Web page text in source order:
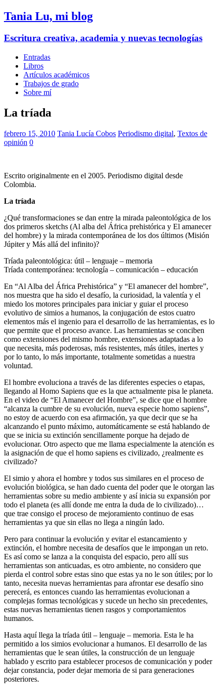
Tania Lu, mi blog
Escritura creativa, academia y nuevas tecnologías
Entradas
Libros
Artículos académicos
Trabajos de grado
Sobre mí
La tríada
febrero 15, 2010 Tania Lucía Cobos Periodismo digital, Textos de
opinión 0
Escrito originalmente en el 2005. Periodismo digital desde
Colombia.
La tríada
¿Qué transformaciones se dan entre la mirada paleontológica de los
dos primeros sketchs (Al alba del África prehistórica y El amanecer
del hombre) y la mirada contemporánea de los dos últimos (Misión
Júpiter y Más allá del infinito)?
Tríada paleontológica: útil – lenguaje – memoria
Tríada contemporánea: tecnología – comunicación – educación
En “Al Alba del África Prehistórica” y “El amanecer del hombre”,
nos muestra que ha sido el desafío, la curiosidad, la valentía y el
miedo los motores principales para iniciar y guiar el proceso
evolutivo de simios a humanos, la conjugación de estos cuatro
elementos más el ingenio para el desarrollo de las herramientas, es lo
que permite que el proceso avance. Las herramientas se conciben
como extensiones del mismo hombre, extensiones adaptadas a lo
que necesita, más poderosas, más resistentes, más útiles, inertes y
por lo tanto, lo más importante, totalmente sometidas a nuestra
voluntad.
El hombre evoluciona a través de las diferentes especies o etapas,
llegando al Homo Sapiens que es la que actualmente pisa le planeta.
En el video de “El Amanecer del Hombre”, se dice que el hombre
“alcanza la cumbre de su evolución, nueva especie homo sapiens”,
no estoy de acuerdo con esa afirmación, ya que decir que se ha
alcanzando el punto máximo, automáticamente se está hablando de
que se inicia su extinción sencillamente porque ha dejado de
evolucionar. Otro aspecto que me llama especialmente la atención es
la asignación de que el homo sapiens es civilizado, ¿realmente es
civilizado?
El simio y ahora el hombre y todos sus similares en el proceso de
evolución biológica, se han dado cuenta del poder que le otorgan las
herramientas sobre su medio ambiente y así inicia su expansión por
todo el planeta (es allí donde me entra la duda de lo civilizado)…
que trae consigo el proceso de mejoramiento continuo de esas
herramientas ya que sin ellas no llega a ningún lado.
Pero para continuar la evolución y evitar el estancamiento y
extinción, el hombre necesita de desafíos que le impongan un reto.
Es así como se lanza a la conquista del espacio, pero allí sus
herramientas son anticuadas, es otro ambiente, no considero que
pierda el control sobre estas sino que estas ya no le son útiles; por lo
tanto, necesita nuevas herramientas para afrontar ese desafío sino
perecerá, es entonces cuando las herramientas evolucionan a
complejas formas tecnológicas y sucede un hecho sin precedentes,
estas nuevas herramientas tienen rasgos y comportamientos
humanos.
Hasta aquí llega la tríada útil – lenguaje – memoria. Esta le ha
permitido a los simios evolucionar a humanos. El desarrollo de las
herramientas que le sean útiles, la construcción de un lenguaje
hablado y escrito para establecer procesos de comunicación y poder
dejar constancia, poder dejar memoria de si para generaciones
posteriores.